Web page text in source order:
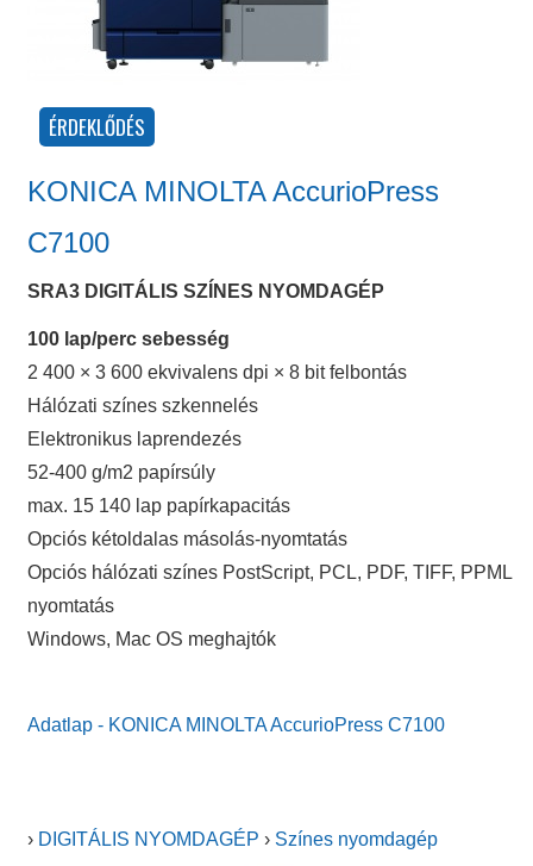
KONICA MINOLTA AccurioPress
C7100
SRA3 DIGITÁLIS SZÍNES NYOMDAGÉP
100 lap/perc sebesség
2 400 × 3 600 ekvivalens dpi × 8 bit felbontás
Hálózati színes szkennelés
Elektronikus laprendezés
52-400 g/m2 papírsúly
max. 15 140 lap papírkapacitás
Opciós kétoldalas másolás-nyomtatás
Opciós hálózati színes PostScript, PCL, PDF, TIFF, PPML
nyomtatás
Windows, Mac OS meghajtók
Adatlap - KONICA MINOLTA AccurioPress C7100
› DIGITÁLIS NYOMDAGÉP › Színes nyomdagép